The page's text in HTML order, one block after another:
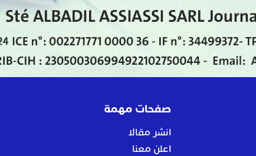
صفحات مهمة
انشر مقالا
اعلن معنا